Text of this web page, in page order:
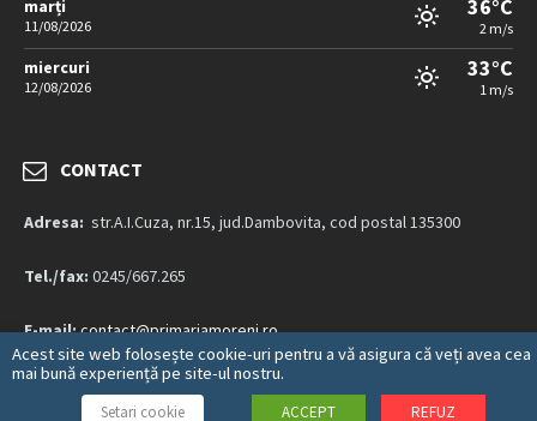
marți
11/08/2026
36°C
2 m/s
miercuri
12/08/2026
33°C
1 m/s
CONTACT
Adresa: str.A.I.Cuza, nr.15, jud.Dambovita, cod postal 135300
Tel./fax: 0245/667.265
E-mail:contact@primariamoreni.ro
Mai multe detalii…
Acest site web folosește cookie-uri pentru a vă asigura că veți avea cea
mai bună experiență pe site-ul nostru.
Setari cookie ACCEPT REFUZ